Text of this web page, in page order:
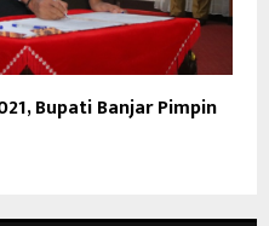
Bupati Banjar Pimpin